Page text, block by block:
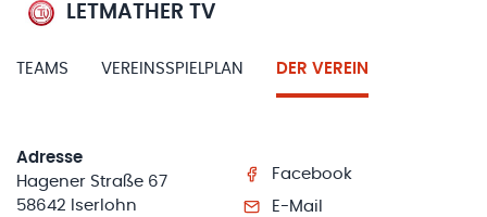
LETMATHER TV
TEAMS VEREINSSPIELPLAN DER VEREIN
Adresse
Hagener Straße 67
58642 Iserlohn
Facebook
E-Mail